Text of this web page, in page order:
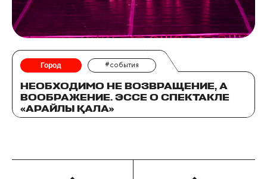
Город #события
НЕОБХОДИМО НЕ ВОЗВРАЩЕНИЕ, А
ВООБРАЖЕНИЕ. ЭССЕ О СПЕКТАКЛЕ
«АРАЙЛЫ ҚАЛА»